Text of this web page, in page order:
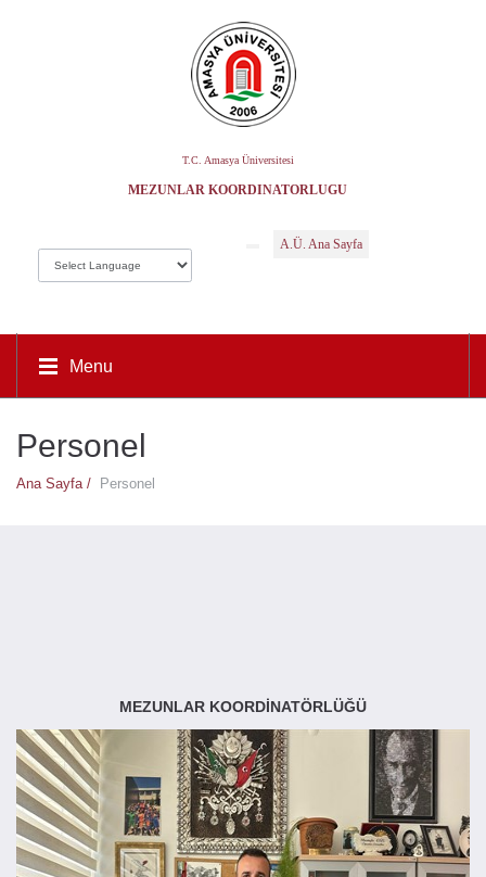
T.C. Amasya Üniversitesi
MEZUNLAR KOORDINATÖRLÜĞÜ
A.Ü. Ana Sayfa
Menu
Personel
Ana Sayfa / Personel
MEZUNLAR KOORDİNATÖRLÜĞÜ